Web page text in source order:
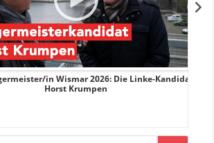
in Wismar 2026: Die Linke-Kandidat
Horst Krumpen